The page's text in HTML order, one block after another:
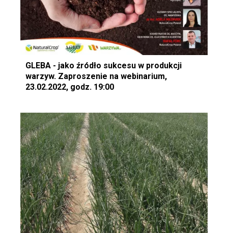
GLEBA - jako źródło sukcesu w produkcji
warzyw. Zaproszenie na webinarium,
23.02.2022, godz. 19:00